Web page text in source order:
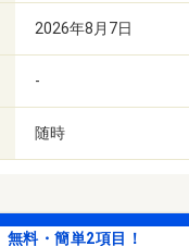
2026年8月7日
-
随時
無料・簡単2項目！